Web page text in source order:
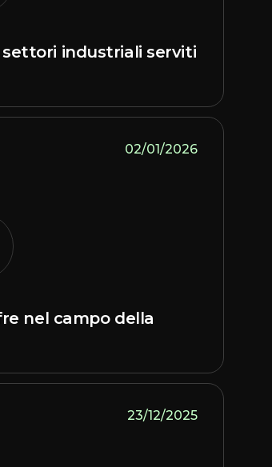
settori industriali serviti
02/01/2026
nel campo della
23/12/2025